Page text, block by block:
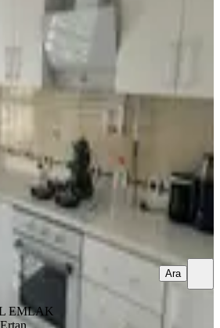
3+1 Daire
Sanayi Mahallesi
3. Kat·05.08.2026
₺
Emre Ertan
EMLAK
Ara